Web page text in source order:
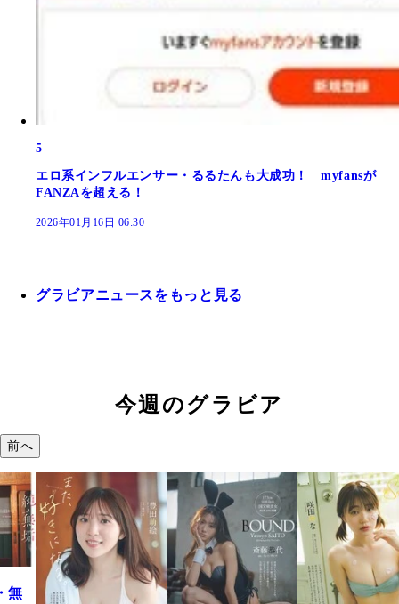
5
エロ系インフルエンサー・るるたんも大成功！ myfansが
FANZAを超える！
2026年01月16日 06:30
グラビアニュースをもっと見る
今週のグラビア
前へ